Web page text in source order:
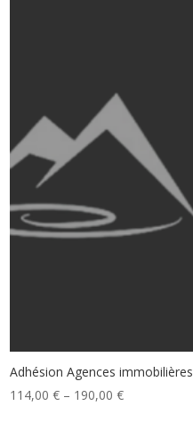
Adhésion Agences immobilières
114,00€ – 190,00€